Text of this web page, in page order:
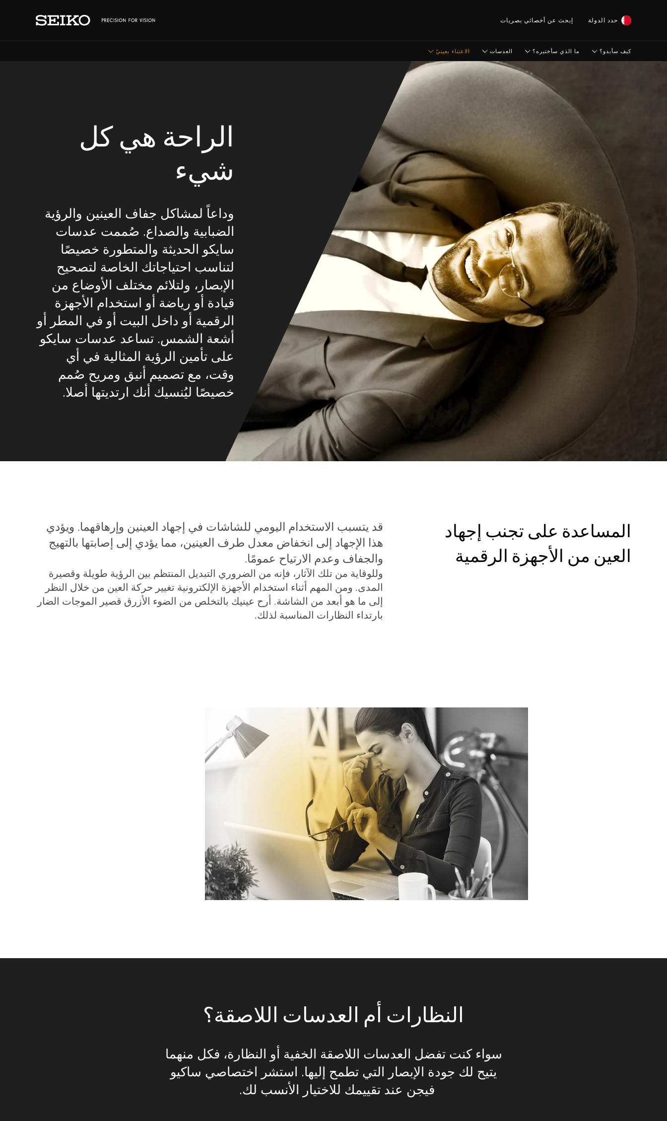
إبحث عن أخصائي بصريات حدد الدولة
الاعتناء بعينيّ العدسات ما الذي سأختبره؟ كيف سأبدو؟
الراحة هي كل
شيء
وداعاً لمشاكل جفاف العينين والرؤية
الضبابية والصداع. صُممت عدسات
سايكو الحديثة والمتطورة خصيصًا
لتناسب احتياجاتك الخاصة لتصحيح
الإبصار، ولتلائم مختلف الأوضاع من
قيادة أو رياضة أو استخدام الأجهزة
الرقمية أو داخل البيت أو في المطر أو
أشعة الشمس. تساعد عدسات سايكو
على تأمين الرؤية المثالية في أي
وقت، مع تصميم أنيق ومريح صُمم
خصيصًا ليُنسيك أنك ارتديتها أصلا.
المساعدة على تجنب إجهاد
العين من الأجهزة الرقمية
قد يتسبب الاستخدام اليومي للشاشات في إجهاد العينين وإرهاقهما. ويؤدي
هذا الإجهاد إلى انخفاض معدل طرف العينين، مما يؤدي إلى إصابتها بالتهيج
والجفاف وعدم الارتياح عمومًا.
وللوقاية من تلك الآثار، فإنه من الضروري التبديل المنتظم بين الرؤية طويلة وقصيرة
المدى. ومن المهم أثناء استخدام الأجهزة الإلكترونية تغيير حركة العين من خلال النظر
إلى ما هو أبعد من الشاشة. أرح عينيك بالتخلص من الضوء الأزرق قصير الموجات الضار
بارتداء النظارات المناسبة لذلك.
النظارات أم العدسات اللاصقة؟
سواء كنت تفضل العدسات اللاصقة الخفية أو النظارة، فكل منهما
يتيح لك جودة الإبصار التي تطمح إليها. استشر اختصاصي ساكيو
فيجن عند تقييمك للاختيار الأنسب لك.